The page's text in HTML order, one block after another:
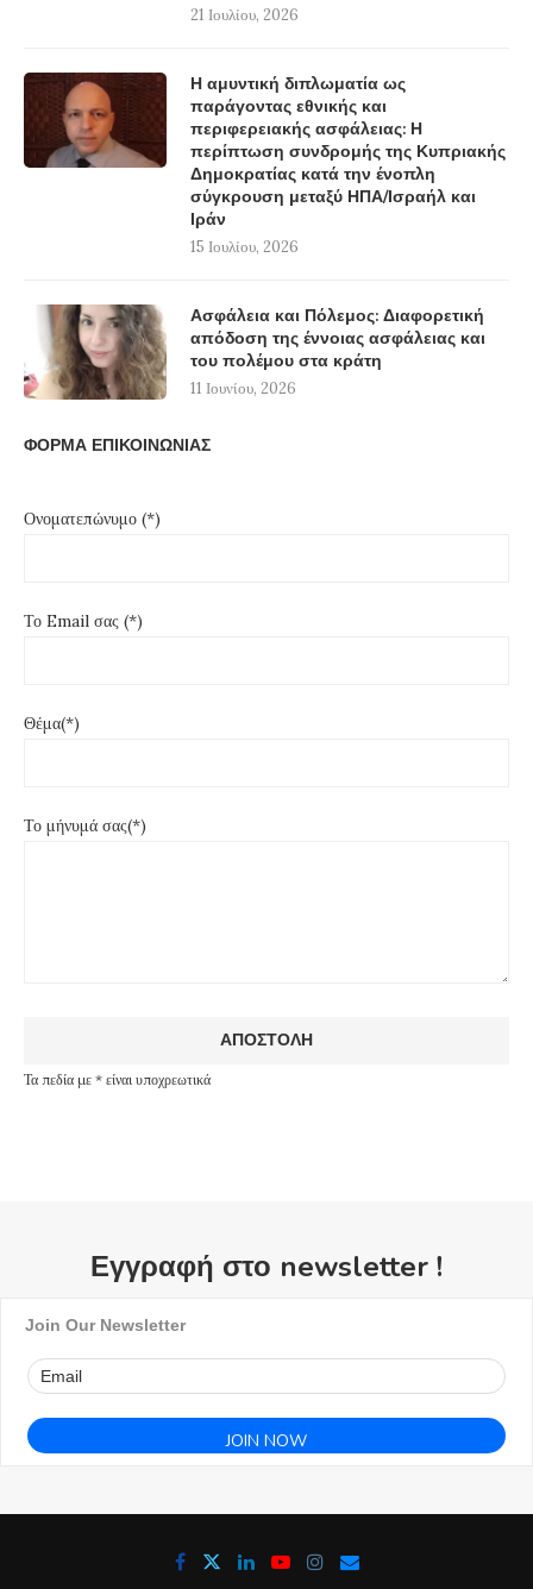
21 Ιουλίου, 2026
Η αμυντική διπλωματία ως
παράγοντας εθνικής και
περιφερειακής ασφάλειας: Η
περίπτωση συνδρομής της Κυπριακής
Δημοκρατίας κατά την ένοπλη
σύγκρουση μεταξύ ΗΠΑ/Ισραήλ και
Ιράν
15 Ιουλίου, 2026
Ασφάλεια και Πόλεμος: Διαφορετική
απόδοση της έννοιας ασφάλειας και
του πολέμου στα κράτη
11 Ιουνίου, 2026
ΦΟΡΜΑ ΕΠΙΚΟΙΝΩΝΙΑΣ
Ονοματεπώνυμο (*)
Το Email σας (*)
Θέμα(*)
Το μήνυμά σας(*)
Τα πεδία με * είναι υποχρεωτικά
Εγγραφή στο newsletter !
Join Our Newsletter